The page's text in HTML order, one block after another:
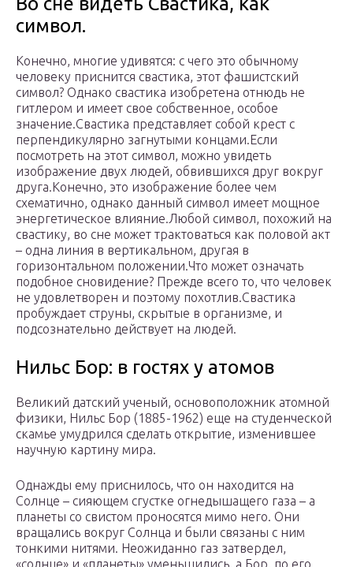
символ.
Конечно, многие удивятся: с чего это обычному
человеку приснится свастика, этот фашистский
символ? Однако свастика изобретена отнюдь не
гитлером и имеет свое собственное, особое
значение.Свастика представляет собой крест с
перпендикулярно загнутыми концами.Если
посмотреть на этот символ, можно увидеть
изображение двух людей, обвившихся друг вокруг
друга.Конечно, это изображение более чем
схематично, однако данный символ имеет мощное
энергетическое влияние.Любой символ, похожий на
свастику, во сне может трактоваться как половой акт
– одна линия в вертикальном, другая в
горизонтальном положении.Что может означать
подобное сновидение? Прежде всего то, что человек
не удовлетворен и поэтому похотлив.Свастика
пробуждает струны, скрытые в организме, и
подсознательно действует на людей.
Нильс Бор: в гостях у атомов
Великий датский ученый, основоположник атомной
физики, Нильс Бор (1885-1962) еще на студенческой
скамье умудрился сделать открытие, изменившее
научную картину мира.
Однажды ему приснилось, что он находится на
Солнце – сияющем сгустке огнедышащего газа – а
планеты со свистом проносятся мимо него. Они
вращались вокруг Солнца и были связаны с ним
тонкими нитями. Неожиданно газ затвердел,
«солнце» и «планеты» уменьшились, а Бор, по его